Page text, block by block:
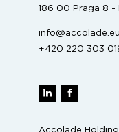
186 00 Praga 8 -
info@accolade.eu
+420 220 303
Accolade